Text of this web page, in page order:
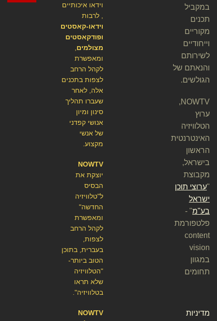
וידאו איכותיים
, לרבות
וידאו-קאסטים
ופודקאסטים
מצולמים
ומאפשרת
לקהל הרחב
לצפות בתכנים
אלה, לאחר
שעברו תהליך
סינון ומיון
אנושי קפדני
של אנשי
מקצוע.
NOWTV
יוצקת את
הבסיס
ל"טלוויזיה
החדשה"
ומאפשרת
לקהל הרחב
לצפות,
בעברית, בתוכן
הטוב ביותר-
"הטלוויזיה
שלא תראו
בטלוויזיה".
NOWTV
במקביל
תכנים
מקוריים
וייחודיים
לשירותם
והנאתם של
הגולשים.
NOWTV,
ערוץ
הטלוויזיה
האינטרנטית
הראשון
בישראל,
מקבוצת
"ערוצי תוכן
ישראל
בע"מ" -
פלטפורמת
content
vision
במגוון
תחומים
מדיניות